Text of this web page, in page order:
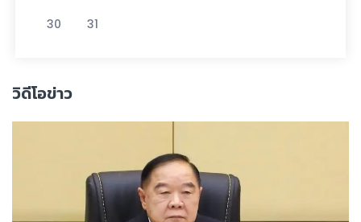
30 31
วิดีโอข่าว